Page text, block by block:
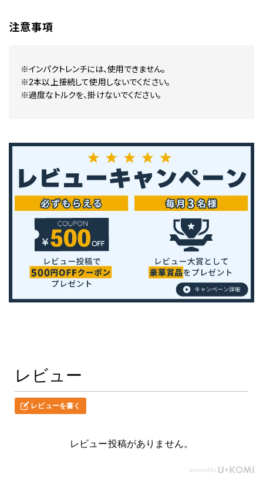
注意事項
※インパクトレンチには、使用できません。
※2本以上接続して使用しないでください。
※過度なトルクを、掛けないでください。
レビュー
レビューを書く
レビュー投稿がありません。